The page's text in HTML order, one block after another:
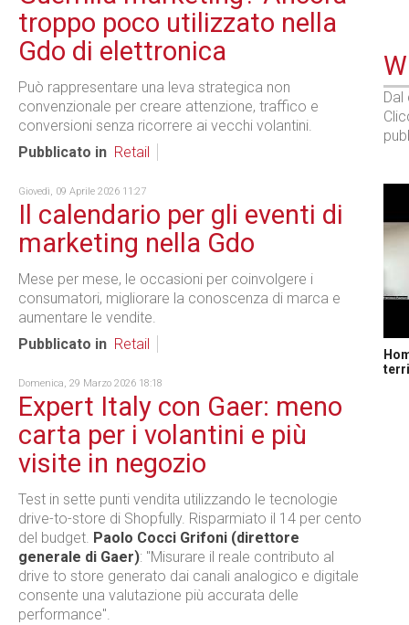
troppo poco utilizzato nella
Gdo di elettronica
Può rappresentare una leva strategica non
convenzionale per creare attenzione, traffico e
conversioni senza ricorrere ai vecchi volantini.
Pubblicato in Retail
Giovedì, 09 Aprile 2026 11:27
Il calendario per gli eventi di
marketing nella Gdo
Mese per mese, le occasioni per coinvolgere i
consumatori, migliorare la conoscenza di marca e
aumentare le vendite.
Pubblicato in Retail
Domenica, 29 Marzo 2026 18:18
Expert Italy con Gaer: meno
carta per i volantini e più
visite in negozio
Test in sette punti vendita utilizzando le tecnologie
drive-to-store di Shopfully. Risparmiato il 14 per cento
del budget. Paolo Cocci Grifoni (direttore
generale di Gaer): "Misurare il reale contributo al
drive to store generato dai canali analogico e digitale
consente una valutazione più accurata delle
performance".